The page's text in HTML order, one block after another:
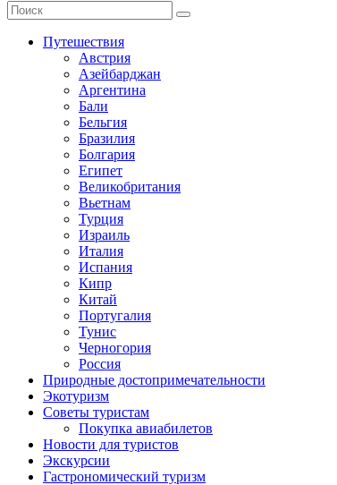
Путешествия
Австрия
Азейбарджан
Аргентина
Бали
Бельгия
Бразилия
Болгария
Египет
Великобритания
Вьетнам
Турция
Израиль
Италия
Испания
Кипр
Китай
Португалия
Тунис
Черногория
Россия
Природные достопримечательности
Экотуризм
Советы туристам
Покупка авиабилетов
Новости для туристов
Экскурсии
Гастрономический туризм